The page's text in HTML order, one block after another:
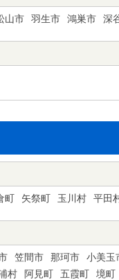
山市 羽生市 鴻巣市 深
町 矢祭町 玉川村 平田
笠間市 那珂市 小美玉
村 阿見町 五霞町 境町